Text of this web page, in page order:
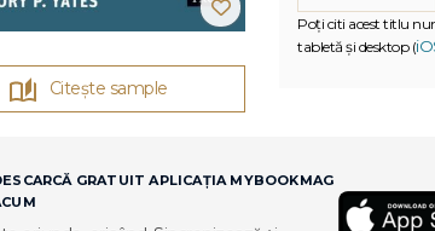
Citește sample
Poți citi acest titlu
tabletă și desktop (
GRATUIT APLICAȚIA MYBOOKMAG